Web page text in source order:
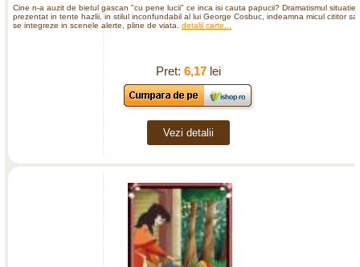
Cine n-a auzit de bietul gascan "cu pene lucii" ce inca isi cauta papucii? Dramatismul situatiei
prezentat in tente hazlii, in stilul inconfundabil al lui George Cosbuc, indeamna micul cititor sa
se integreze in scenele alerte, pline de viata. detalii carte...
Pret: 6,17lei
Vezi detalii